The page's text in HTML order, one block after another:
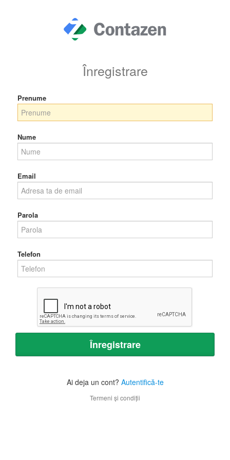
Înregistrare
Prenume
Nume
Email
Parola
Telefon
Înregistrare
Ai deja un cont? Autentifică-te
Termeni și condiții